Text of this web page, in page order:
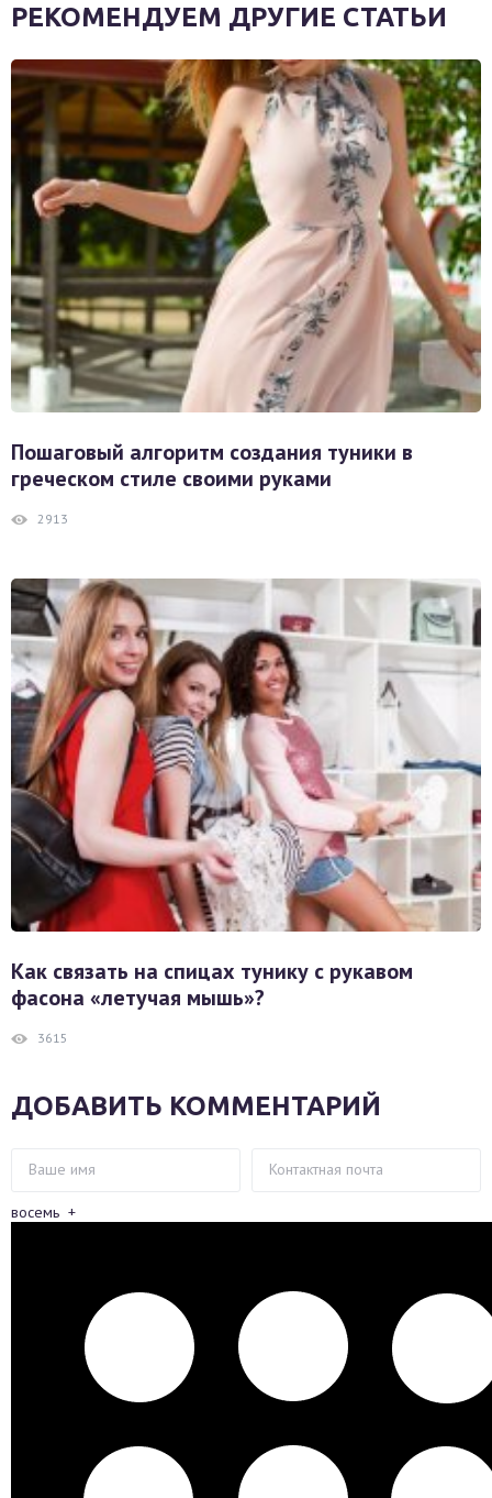
РЕКОМЕНДУЕМ ДРУГИЕ СТАТЬИ
Пошаговый алгоритм создания туники в
греческом стиле своими руками
2913
Как связать на спицах тунику с рукавом
фасона «летучая мышь»?
3615
ДОБАВИТЬ КОММЕНТАРИЙ
восемь +